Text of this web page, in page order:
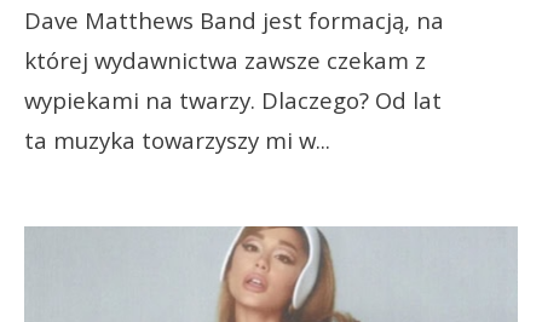
Dave Matthews Band jest formacją, na
której wydawnictwa zawsze czekam z
wypiekami na twarzy. Dlaczego? Od lat
ta muzyka towarzyszy mi w...